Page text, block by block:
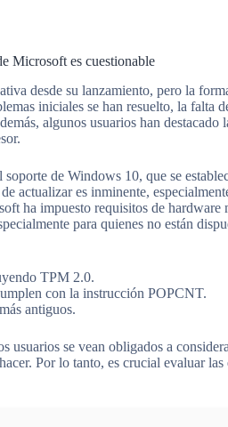
Microsoft es cuestionable
desde su lanzamiento, pero la
iniciales se han resuelto, la falta
algunos usuarios han destacado
de Windows 10, que se
actualizar es inminente,
ha impuesto requisitos de hardware
para quienes no están
TPM 2.0.
con la instrucción POPCNT.
antiguos.
usuarios se vean obligados a
Por lo tanto, es crucial evaluar las